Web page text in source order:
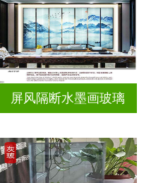
屏风隔断水墨画玻璃